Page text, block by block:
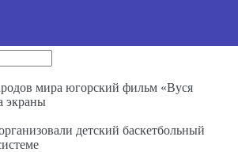
мира югорский фильм «Вуся
экраны
детский баскетбольный